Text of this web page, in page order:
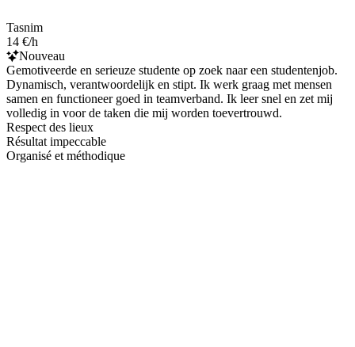
Tasnim
14 €/h
Nouveau
Gemotiveerde en serieuze studente op zoek naar een studentenjob.
Dynamisch, verantwoordelijk en stipt. Ik werk graag met mensen
samen en functioneer goed in teamverband. Ik leer snel en zet mij
volledig in voor de taken die mij worden toevertrouwd.
Respect des lieux
Résultat impeccable
Organisé et méthodique